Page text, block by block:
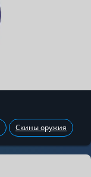
Скины оружия